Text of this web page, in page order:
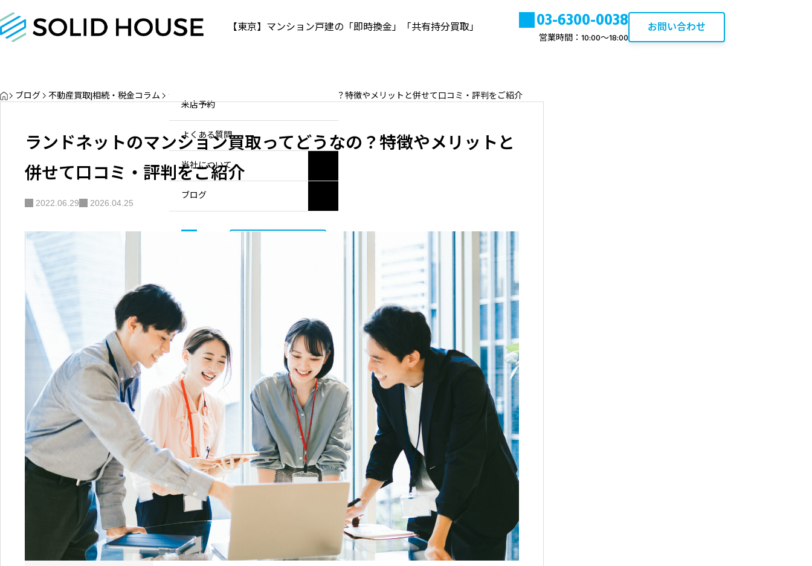
販売実績
買取実績
物件を探す
個人のお客様へ
不動産会社様へ
来店予約
よくある質問
当社について
スタッフ一覧
ブログ
エリア資産分析
購入・リノベガイド
不動産買取
10:00〜18:00
【東京】マンション戸建の「即時換金」「共有持分買取」 03-6300-0038
営業時間：10:00〜18:00
お問い合わせ
三軒茶屋の不動産資産価値と
売却・買取ポイント【2026年
最新】
2020.10.22
新】
HOME
ブログ 不動産買取|相続・税金コラム ランドネットのマンション買取ってどうなの？特徴やメリットと併せて口コミ・評判をご紹介
ランドネットのマンション買取ってどうなの？特徴やメリットと
併せて口コミ・評判をご紹介
2022.06.29 2026.04.25